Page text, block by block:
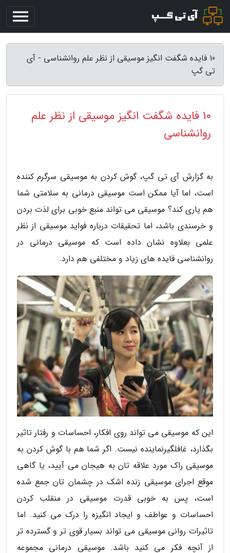
10 فایده شگفت انگیز موسیقی از نظر علم روانشناسی - آی
تی گپ
10 فایده شگفت انگیز موسیقی از نظر علم
روانشناسی
به گزارش آی تی گپ، گوش کردن به موسیقی سرگرم کننده
است، اما آیا ممکن است موسیقی درمانی به سلامتی شما
هم یاری کند؟ موسیقی می تواند منبع خوبی برای لذت بردن
و خرسندی باشد، اما تحقیقات درباره فواید موسیقی از نظر
علمی بعلاوه نشان داده است که موسیقی درمانی در
روانشناسی فایده های زیاد و مختلفی هم دارد.
این که موسیقی می تواند روی افکار، احساسات و رفتار تاثیر
بگذارد، غافلگیرنماینده نیست. اگر شما هم با گوش کردن به
موسیقی راک مورد علاقه تان به هیجان می آیید، یا گاهی
موقع اجرای موسیقی زنده اشک در چشمان تان جمع شده
است، پس به خوبی قدرت موسیقی در منقلب کردن
احساسات و عواطف و ایجاد انگیزه را درک می کنید. اما
تاثیرات روانی موسیقی می تواند بسیار قوی تر و گسترده تر
از آنچه فکر می کنید باشد. موسیقی درمانی مجموعه